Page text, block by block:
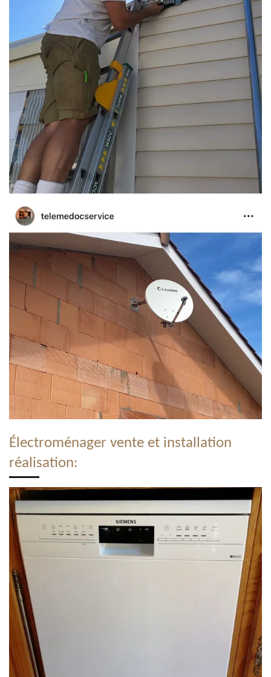
Électroménager vente et installation
réalisation: